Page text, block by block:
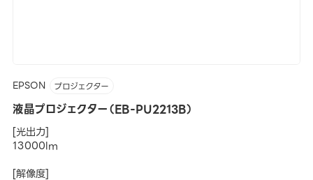
EPSON プロジェクター
液晶プロジェクター（EB-PU2213B）
[光出力]
13000lm
[解像度]